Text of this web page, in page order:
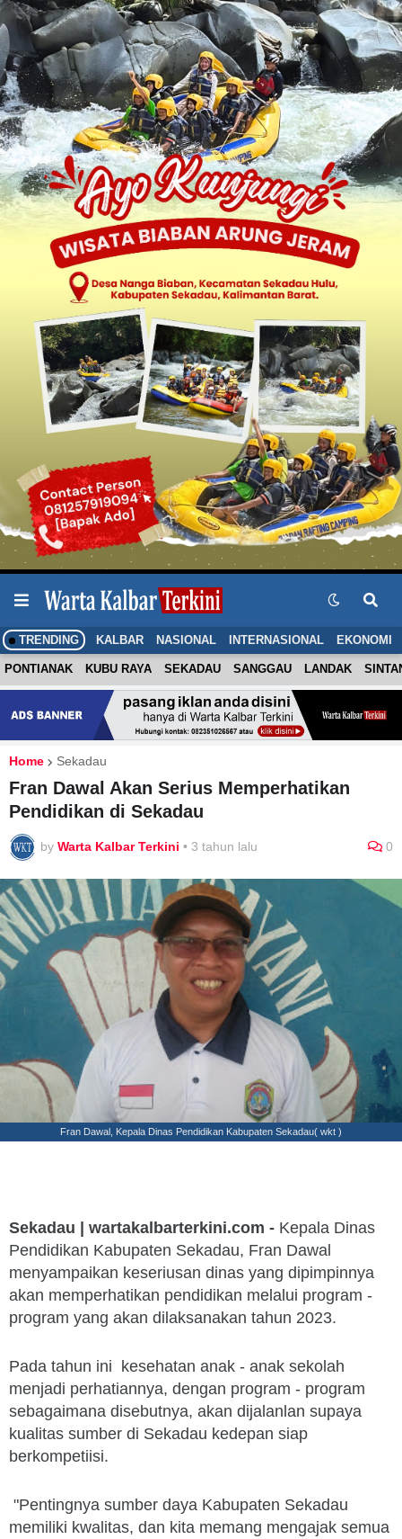
TRENDING KALBAR NASIONAL INTERNASIONAL EKONOMI
PONTIANAK KUBU RAYA SEKADAU SANGGAU LANDAK
Home Sekadau
Fran Dawal Akan Serius Memperhatikan
Pendidikan di Sekadau
by Warta Kalbar Terkini • 3 tahun lalu 0
Fran Dawal, Kepala Dinas Pendidikan Kabupaten Sekadau( wkt )
Sekadau | wartakalbarterkini.com - Kepala Dinas
Pendidikan Kabupaten Sekadau, Fran Dawal
menyampaikan keseriusan dinas yang dipimpinnya
akan memperhatikan pendidikan melalui program -
program yang akan dilaksanakan tahun 2023.
Pada tahun ini kesehatan anak - anak sekolah
menjadi perhatiannya, dengan program - program
sebagaimana disebutnya, akan dijalanlan supaya
kualitas sumber di Sekadau kedepan siap
berkompetiisi.
"Pentingnya sumber daya Kabupaten Sekadau
memiliki kwalitas, dan kita memang mengajak semua